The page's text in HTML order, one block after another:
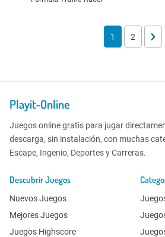
1 2
Playit-Online
Juegos online gratis para jugar
descarga, sin instalación, con muchas
Escape, Ingenio, Deportes y Carreras.
Descubrir Juegos
Nuevos Juegos
Mejores Juegos
Juegos Highscore